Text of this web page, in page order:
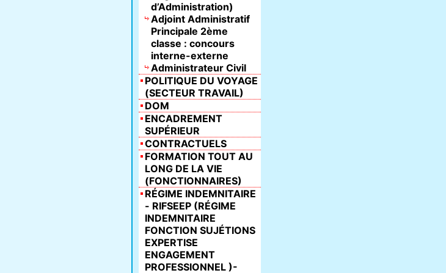
d’Administration)
Adjoint Administratif
Principale 2ème
classe : concours
interne-externe
Administrateur Civil
POLITIQUE DU VOYAGE
(SECTEUR TRAVAIL)
DOM
ENCADREMENT
SUPÉRIEUR
CONTRACTUELS
FORMATION TOUT AU
LONG DE LA VIE
(FONCTIONNAIRES)
RÉGIME INDEMNITAIRE
- RIFSEEP (RÉGIME
INDEMNITAIRE
FONCTION SUJÉTIONS
EXPERTISE
ENGAGEMENT
PROFESSIONNEL )-